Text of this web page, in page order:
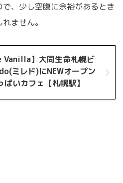
、少し空腹に余裕があるとき
ません。
Vanilla】大同生命札幌ビ
ミレド)にNEWオープン
ぱいカフェ【札幌駅】